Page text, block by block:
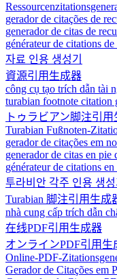
gerador de citações de
generador de citas de
générateur de citations de
자료 인용 생성기
資源引用生成器
công cụ tạo trích dẫn tài
turabian footnote citation
トゥラビアン脚注引
Turabian Fußnoten-
gerador de citações em
generador de citas en pie
générateur de citations
투라비안 각주 인용 생성
Turabian 脚注引用生成
nhà cung cấp trích dẫn
在线PDF引用生成器
オンラインPDF引用生
Online-PDF-
Gerador de Citações em